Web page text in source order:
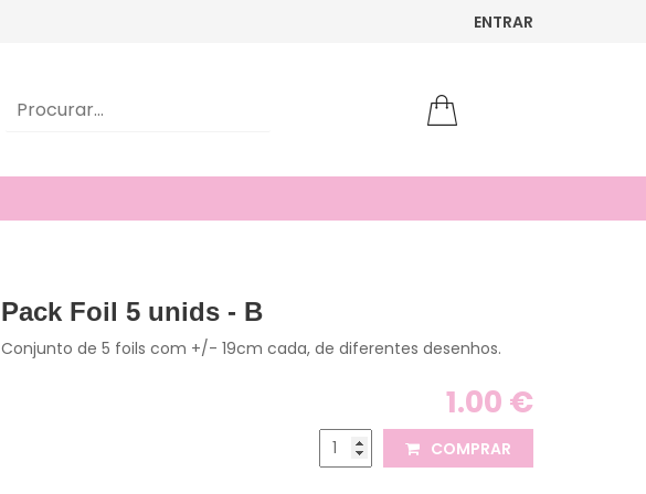
ENTRAR
Pack Foil 5 unids - B
Conjunto de 5 foils com +/- 19cm cada, de diferentes desenhos.
1.00 €
COMPRAR